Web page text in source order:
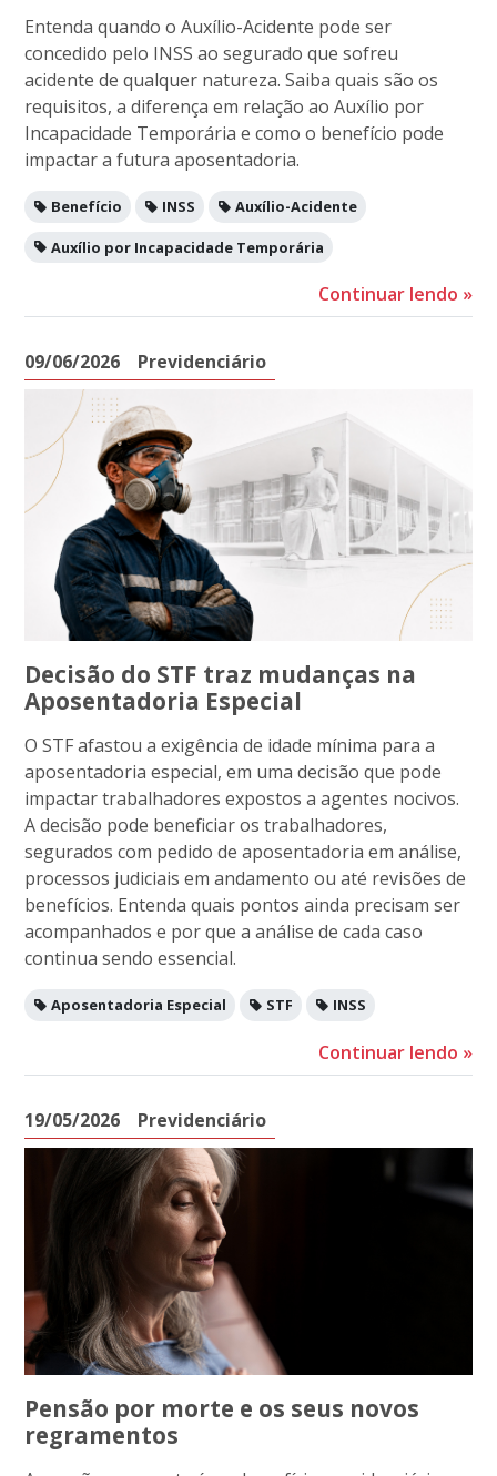
Entenda quando o Auxílio-Acidente pode ser
concedido pelo INSS ao segurado que sofreu
acidente de qualquer natureza. Saiba quais são os
requisitos, a diferença em relação ao Auxílio por
Incapacidade Temporária e como o benefício pode
impactar a futura aposentadoria.
Benefício INSS Auxílio-Acidente
Auxílio por Incapacidade Temporária
Continuar lendo »
09/06/2026 Previdenciário
Decisão do STF traz mudanças na
Aposentadoria Especial
O STF afastou a exigência de idade mínima para a
aposentadoria especial, em uma decisão que pode
impactar trabalhadores expostos a agentes nocivos.
A decisão pode beneficiar os trabalhadores,
segurados com pedido de aposentadoria em análise,
processos judiciais em andamento ou até revisões de
benefícios. Entenda quais pontos ainda precisam ser
acompanhados e por que a análise de cada caso
continua sendo essencial.
Aposentadoria Especial STF INSS
Continuar lendo »
19/05/2026 Previdenciário
Pensão por morte e os seus novos
regramentos